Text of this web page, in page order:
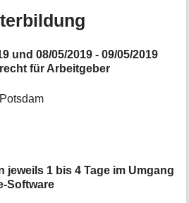
und 08/05/2019 - 09/05/2019
für Arbeitgeber
1 bis 4 Tage im Umgang
Software